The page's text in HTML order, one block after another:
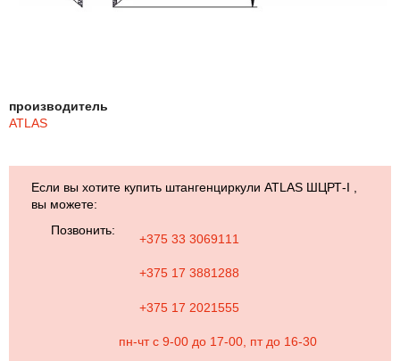
производитель
ATLAS
Если вы хотите купить штангенциркули ATLAS ШЦРТ-I ,
вы можете:
Позвонить:
+375 33 3069111
+375 17 3881288
+375 17 2021555
пн-чт с 9-00 до 17-00, пт до 16-30